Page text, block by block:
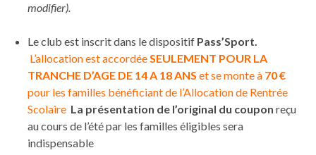
modifier).
Le club est inscrit dans le dispositif Pass’Sport.
L’allocation est accordéeSEULEMENT POUR LA
TRANCHE D’AGE DE 14 A 18 ANS et se monte à 70 €
pour les familles bénéficiant de l’Allocation de Rentrée
Scolaire La présentation de l’original du coupon reçu
au cours de l’été par les familles éligibles sera
indispensable